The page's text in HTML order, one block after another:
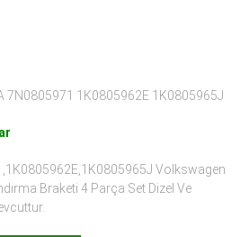
7N0805971 1K0805962E 1K0805965J
Volkswagen
Braketi 4 Parça Set Dizel Ve